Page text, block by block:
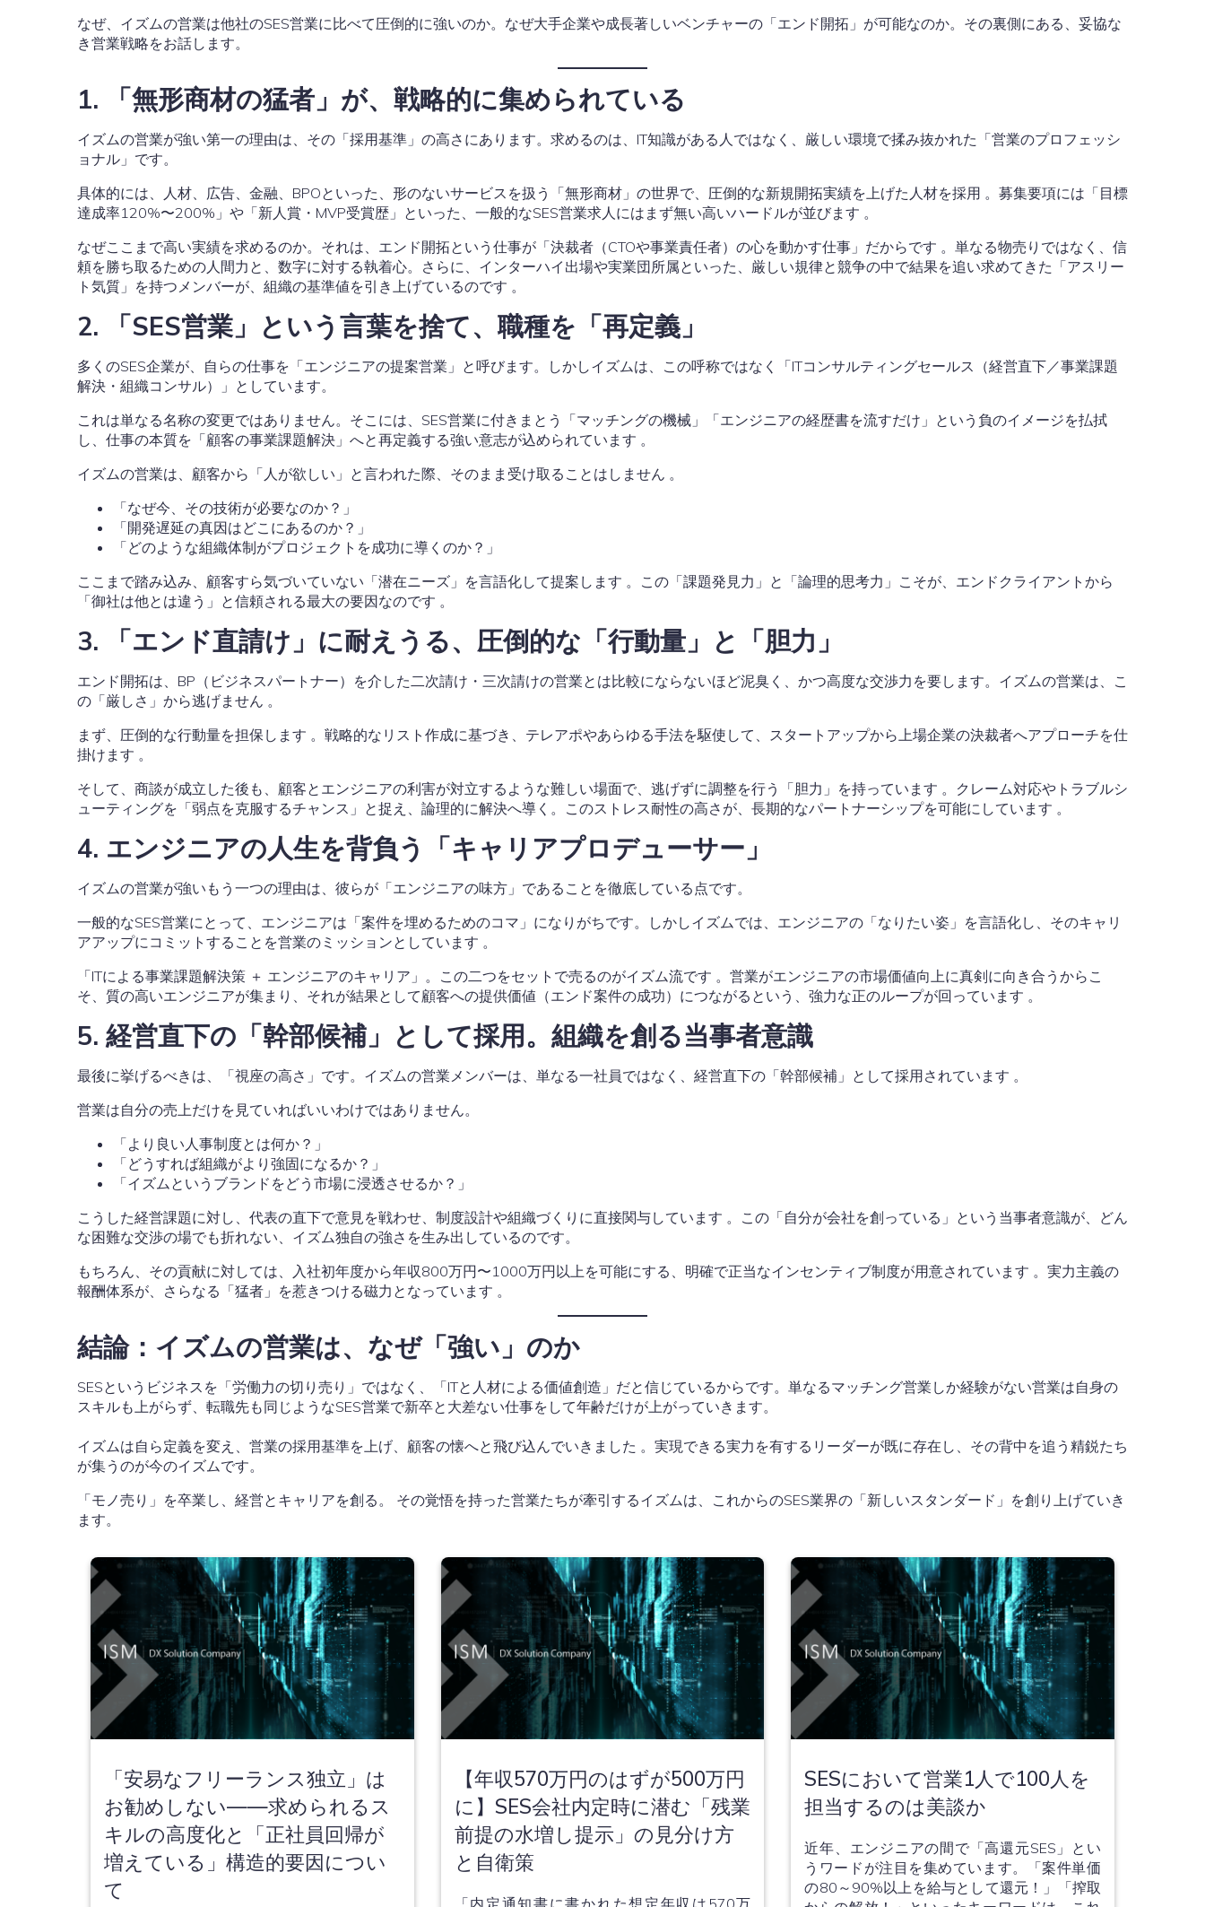
なぜ、イズムの営業は他社のSES営業に比べて圧倒的に強いのか。なぜ大手企業や成長著しいベンチャーの「エンド開拓」が可能なのか。その裏側にある、妥協な
き営業戦略をお話します。
1. 「無形商材の猛者」が、戦略的に集められている
イズムの営業が強い第一の理由は、その「採用基準」の高さにあります。求めるのは、IT知識がある人ではなく、厳しい環境で揉み抜かれた「営業のプロフェッシ
ョナル」です。
具体的には、人材、広告、金融、BPOといった、形のないサービスを扱う「無形商材」の世界で、圧倒的な新規開拓実績を上げた人材を採用 。募集要項には「目標
達成率120%〜200%」や「新人賞・MVP受賞歴」といった、一般的なSES営業求人にはまず無い高いハードルが並びます 。
なぜここまで高い実績を求めるのか。それは、エンド開拓という仕事が「決裁者（CTOや事業責任者）の心を動かす仕事」だからです 。単なる物売りではなく、信
頼を勝ち取るための人間力と、数字に対する執着心。さらに、インターハイ出場や実業団所属といった、厳しい規律と競争の中で結果を追い求めてきた「アスリー
ト気質」を持つメンバーが、組織の基準値を引き上げているのです 。
2. 「SES営業」という言葉を捨て、職種を「再定義」
多くのSES企業が、自らの仕事を「エンジニアの提案営業」と呼びます。しかしイズムは、この呼称ではなく「ITコンサルティングセールス（経営直下／事業課題
解決・組織コンサル）」としています。
これは単なる名称の変更ではありません。そこには、SES営業に付きまとう「マッチングの機械」「エンジニアの経歴書を流すだけ」という負のイメージを払拭
し、仕事の本質を「顧客の事業課題解決」へと再定義する強い意志が込められています 。
イズムの営業は、顧客から「人が欲しい」と言われた際、そのまま受け取ることはしません 。
「なぜ今、その技術が必要なのか？」
「開発遅延の真因はどこにあるのか？」
「どのような組織体制がプロジェクトを成功に導くのか？」
ここまで踏み込み、顧客すら気づいていない「潜在ニーズ」を言語化して提案します 。この「課題発見力」と「論理的思考力」こそが、エンドクライアントから
「御社は他とは違う」と信頼される最大の要因なのです 。
3. 「エンド直請け」に耐えうる、圧倒的な「行動量」と「胆力」
エンド開拓は、BP（ビジネスパートナー）を介した二次請け・三次請けの営業とは比較にならないほど泥臭く、かつ高度な交渉力を要します。イズムの営業は、こ
の「厳しさ」から逃げません 。
まず、圧倒的な行動量を担保します 。戦略的なリスト作成に基づき、テレアポやあらゆる手法を駆使して、スタートアップから上場企業の決裁者へアプローチを仕
掛けます 。
そして、商談が成立した後も、顧客とエンジニアの利害が対立するような難しい場面で、逃げずに調整を行う「胆力」を持っています 。クレーム対応やトラブルシ
ューティングを「弱点を克服するチャンス」と捉え、論理的に解決へ導く。このストレス耐性の高さが、長期的なパートナーシップを可能にしています 。
4. エンジニアの人生を背負う「キャリアプロデューサー」
イズムの営業が強いもう一つの理由は、彼らが「エンジニアの味方」であることを徹底している点です。
一般的なSES営業にとって、エンジニアは「案件を埋めるためのコマ」になりがちです。しかしイズムでは、エンジニアの「なりたい姿」を言語化し、そのキャリ
アアップにコミットすることを営業のミッションとしています 。
「ITによる事業課題解決策 ＋ エンジニアのキャリア」。この二つをセットで売るのがイズム流です 。営業がエンジニアの市場価値向上に真剣に向き合うからこ
そ、質の高いエンジニアが集まり、それが結果として顧客への提供価値（エンド案件の成功）につながるという、強力な正のループが回っています 。
5. 経営直下の「幹部候補」として採用。組織を創る当事者意識
最後に挙げるべきは、「視座の高さ」です。イズムの営業メンバーは、単なる一社員ではなく、経営直下の「幹部候補」として採用されています 。
営業は自分の売上だけを見ていればいいわけではありません。
「より良い人事制度とは何か？」
「どうすれば組織がより強固になるか？」
「イズムというブランドをどう市場に浸透させるか？」
こうした経営課題に対し、代表の直下で意見を戦わせ、制度設計や組織づくりに直接関与しています 。この「自分が会社を創っている」という当事者意識が、どん
な困難な交渉の場でも折れない、イズム独自の強さを生み出しているのです。
もちろん、その貢献に対しては、入社初年度から年収800万円〜1000万円以上を可能にする、明確で正当なインセンティブ制度が用意されています 。実力主義の
報酬体系が、さらなる「猛者」を惹きつける磁力となっています 。
結論：イズムの営業は、なぜ「強い」のか
SESというビジネスを「労働力の切り売り」ではなく、「ITと人材による価値創造」だと信じているからです。単なるマッチング営業しか経験がない営業は自身の
スキルも上がらず、転職先も同じようなSES営業で新卒と大差ない仕事をして年齢だけが上がっていきます。
イズムは自ら定義を変え、営業の採用基準を上げ、顧客の懐へと飛び込んでいきました 。実現できる実力を有するリーダーが既に存在し、その背中を追う精鋭たち
が集うのが今のイズムです。
「モノ売り」を卒業し、経営とキャリアを創る。 その覚悟を持った営業たちが牽引するイズムは、これからのSES業界の「新しいスタンダード」を創り上げていき
ます。
「安易なフリーランス独立」は
お勧めしない——求められるス
キルの高度化と「正社員回帰が
増えている」構造的要因につい
て
【年収570万円のはずが500万円
に】SES会社内定時に潜む「残業
前提の水増し提示」の見分け方
と自衛策
SESにおいて営業1人で100人を
担当するのは美談か
近年、エンジニアの間で「高還元SES」とい
うワードが注目を集めています。「案件単価
の80～90%以上を給与として還元！」「搾取